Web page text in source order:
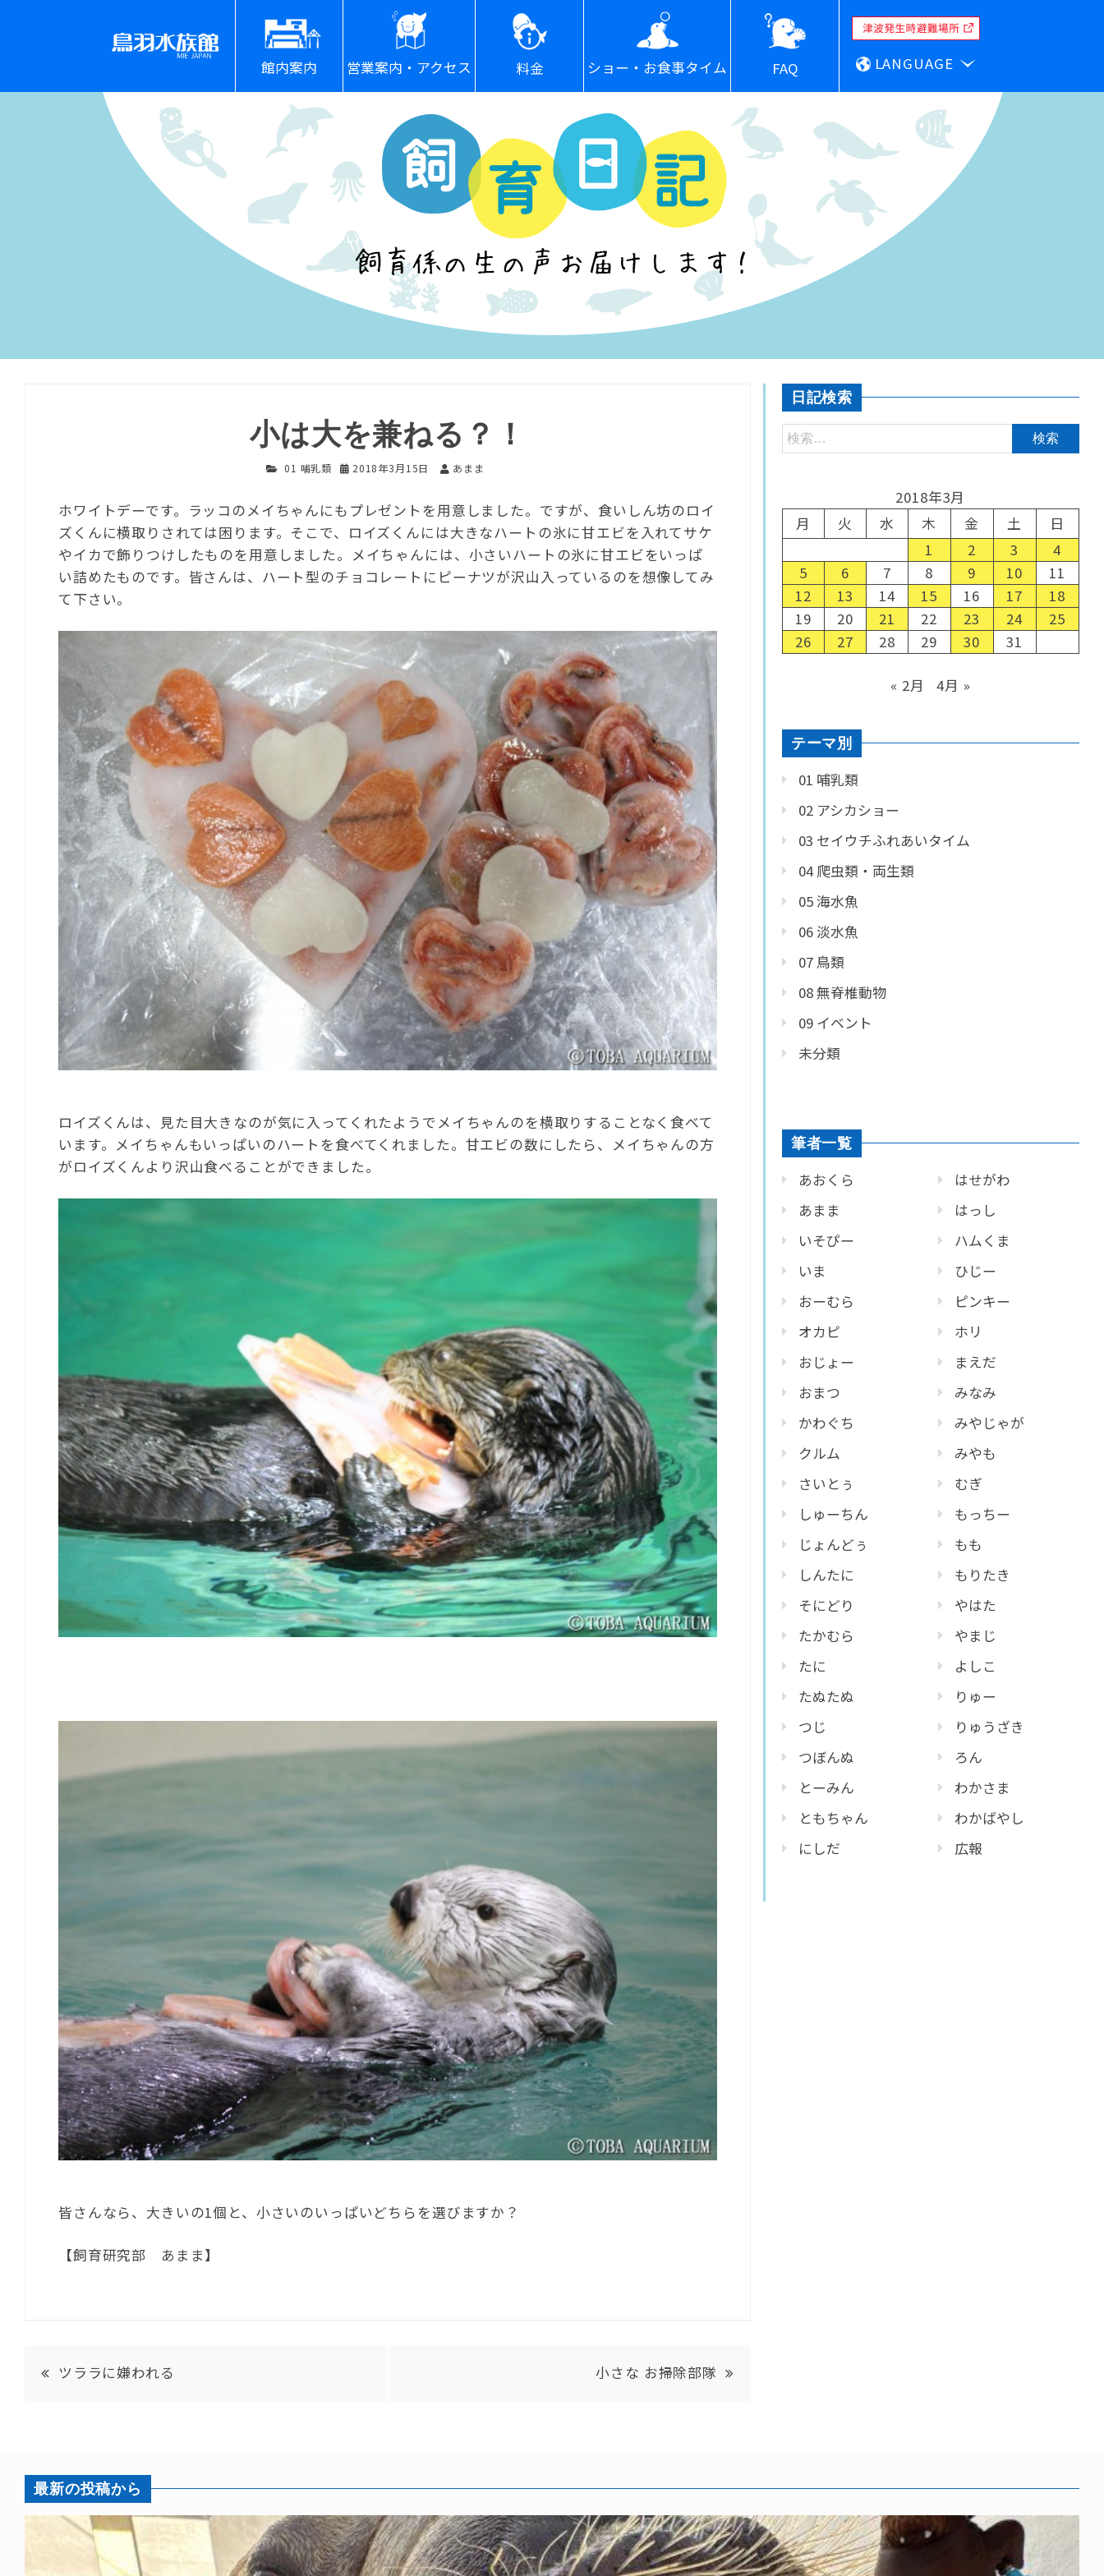
館内案内 営業案内・アクセス 料金 ショー・お食事タイム FAQ LANGUAGE
小は大を兼ねる？！
01 哺乳類 2018年3月15日 あまま
ホワイトデーです。ラッコのメイちゃんにもプレゼントを用意しました。ですが、食いしん坊のロイ
ズくんに横取りされては困ります。そこで、ロイズくんには大きなハートの氷に甘エビを入れてサケ
やイカで飾りつけしたものを用意しました。メイちゃんには、小さいハートの氷に甘エビをいっぱ
い詰めたものです。皆さんは、ハート型のチョコレートにピーナツが沢山入っているのを想像してみ
て下さい。
ロイズくんは、見た目大きなのが気に入ってくれたようでメイちゃんのを横取りすることなく食べて
います。メイちゃんもいっぱいのハートを食べてくれました。甘エビの数にしたら、メイちゃんの方
がロイズくんより沢山食べることができました。
皆さんなら、大きいの1個と、小さいのいっぱいどちらを選びますか？
【飼育研究部 あまま】
ツララに嫌われる 小さな お掃除部隊
日記検索
2018年3月
月
火 水 木 金 土
日
1
2 3
4
5
6 7 8 9 10
11
12
13 14 15 16 17
18
19
20 21 22 23 24
25
26
27 28 29 30 31
« 2月 4月 »
テーマ別
01 哺乳類
02 アシカショー
03 セイウチふれあいタイム
04 爬虫類・両生類
05 海水魚
06 淡水魚
07 鳥類
08 無脊椎動物
09 イベント
未分類
筆者一覧
あおくら
あまま
いそぴー
いま
おーむら
オカピ
おじょー
おまつ
かわぐち
クルム
さいとぅ
しゅーちん
じょんどぅ
しんたに
そにどり
たかむら
たに
たぬたぬ
つじ
つぼんぬ
とーみん
ともちゃん
にしだ
はせがわ
はっし
ハムくま
ひじー
ピンキー
ホリ
まえだ
みなみ
みやじゃが
みやも
むぎ
もっちー
もも
もりたき
やはた
やまじ
よしこ
りゅー
りゅうざき
ろん
わかさま
わかばやし
広報
最新の投稿から